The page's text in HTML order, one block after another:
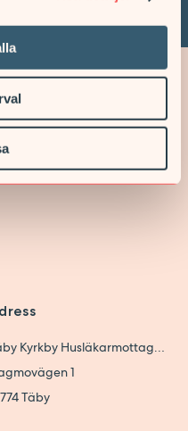
Täby Kyrkby Husläkarmottagning
1
Täby